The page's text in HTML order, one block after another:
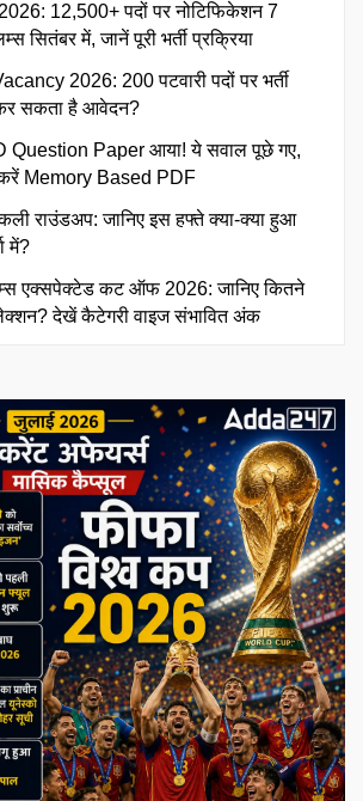
2026: 12,500+ पदों पर नोटिफिकेशन 7
सितंबर में, जानें पूरी भर्ती प्रक्रिया
2026: 200 पटवारी पदों पर भर्ती
सकता है आवेदन?
Question Paper आया! ये सवाल पूछे गए,
Memory Based PDF
राउंडअप: जानिए इस हफ्ते क्या-क्या हुआ
में?
एक्सपेक्टेड कट ऑफ 2026: जानिए कितने
देखें कैटेगरी वाइज संभावित अंक